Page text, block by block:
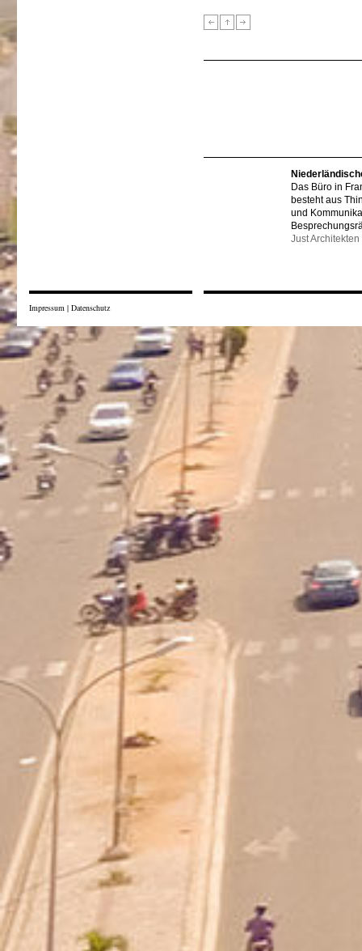
Das Büro in
besteht aus
und
Just Architekten
Impressum | Datenschutz